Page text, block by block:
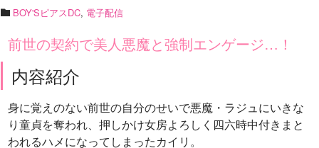
BOY'SピアスDC, 電子配信
前世の契約で美人悪魔と強制エンゲージ…！
内容紹介
身に覚えのない前世の自分のせいで悪魔・ラジュにいきな
り童貞を奪われ、押しかけ女房よろしく四六時中付きまと
われるハメになってしまったカイリ。